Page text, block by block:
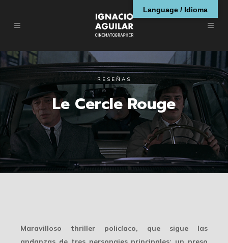
RESEÑAS
Le Cercle Rouge
Maravilloso thriller policíaco, que sigue las
Language / Idioma